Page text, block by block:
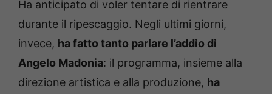
Ha anticipato di voler tentare di rientrare
durante il ripescaggio. Negli ultimi giorni,
invece, ha fatto tanto parlare l’addio di
Angelo Madonia: il programma, insieme alla
direzione artistica e alla produzione, ha